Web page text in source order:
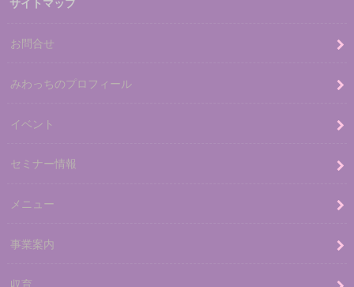
サイトマップ
お問合せ
みわっちのプロフィール
イベント
セミナー情報
メニュー
事業案内
収育